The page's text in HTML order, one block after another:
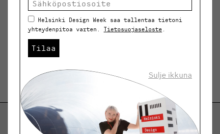
Helsinki Design Week saa tallentaa tietoni
yhteydenpitoa varten. Tietosuojaseloste
Tilaa
Sulje ikkuna